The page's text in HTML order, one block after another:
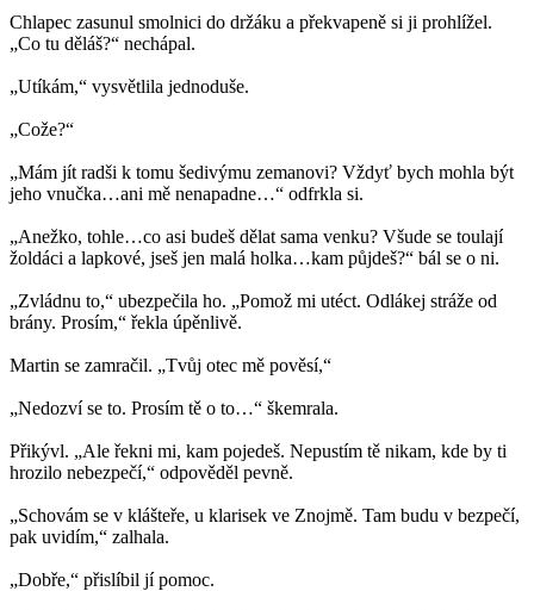
Chlapec zasunul smolnici do držáku a překvapeně si ji prohlížel.
„Co tu děláš?“ nechápal.
„Utíkám,“ vysvětlila jednoduše.
„Cože?“
„Mám jít radši k tomu šedivýmu zemanovi? Vždyť bych mohla být
jeho vnučka…ani mě nenapadne…“ odfrkla si.
„Anežko, tohle…co asi budeš dělat sama venku? Všude se toulají
žoldáci a lapkové, jseš jen malá holka…kam půjdeš?“ bál se o ni.
„Zvládnu to,“ ubezpečila ho. „Pomož mi utéct. Odlákej stráže od
brány. Prosím,“ řekla úpěnlivě.
Martin se zamračil. „Tvůj otec mě pověsí,“
„Nedozví se to. Prosím tě o to…“ škemrala.
Přikývl. „Ale řekni mi, kam pojedeš. Nepustím tě nikam, kde by ti
hrozilo nebezpečí,“ odpověděl pevně.
„Schovám se v klášteře, u klarisek ve Znojmě. Tam budu v bezpečí,
pak uvidím,“ zalhala.
„Dobře,“ přislíbil jí pomoc.